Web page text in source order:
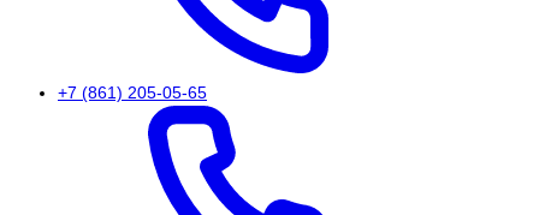
+7 (861) 205-05-65